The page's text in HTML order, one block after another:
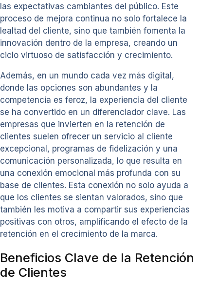
las expectativas cambiantes del público. Este
proceso de mejora continua no solo fortalece la
lealtad del cliente, sino que también fomenta la
innovación dentro de la empresa, creando un
ciclo virtuoso de satisfacción y crecimiento.
Además, en un mundo cada vez más digital,
donde las opciones son abundantes y la
competencia es feroz, la experiencia del cliente
se ha convertido en un diferenciador clave. Las
empresas que invierten en la retención de
clientes suelen ofrecer un servicio al cliente
excepcional, programas de fidelización y una
comunicación personalizada, lo que resulta en
una conexión emocional más profunda con su
base de clientes. Esta conexión no solo ayuda a
que los clientes se sientan valorados, sino que
también les motiva a compartir sus experiencias
positivas con otros, amplificando el efecto de la
retención en el crecimiento de la marca.
Beneficios Clave de la Retención
de Clientes